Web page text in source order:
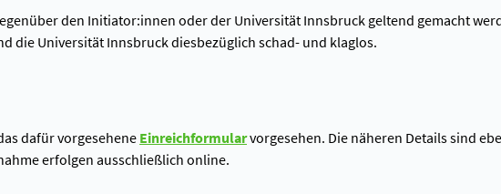
den Initiator:innen oder der Universität Innsbruck geltend gemacht
die Universität Innsbruck diesbezüglich schad- und klaglos.
dafür vorgesehene Einreichformularvorgesehen. Die näheren Details sind
erfolgen ausschließlich online.